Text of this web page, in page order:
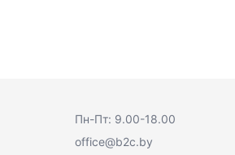
Пн-Пт: 9.00-18.00
office@b2c.by